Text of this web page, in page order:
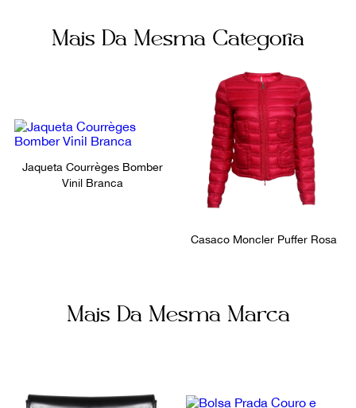
Mais Da Mesma Categoria
Jaqueta Courrèges Bomber
Vinil Branca
Casaco Moncler Puffer Rosa
Mais Da Mesma Marca